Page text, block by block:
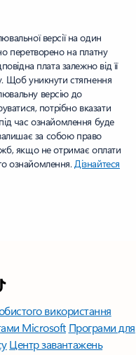
версії на один
перетворено на платну
плата залежно від її
Щоб уникнути стягнення
версію до
потрібно вказати
час ознайомлення буде
за собою право
якщо не отримає оплати
ознайомлення. Дізнайтеся
використання
Microsoft Програми для
Центр завантажень